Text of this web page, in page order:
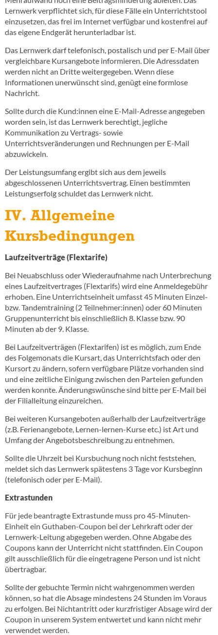
Lernwerk verpflichtet sich, für diese Fälle ein Unterrichtstool
einzusetzen, das frei im Internet verfügbar und kostenfrei auf
das eigene Endgerät herunterladbar ist.
Das Lernwerk darf telefonisch, postalisch und per E-Mail über
vergleichbare Kursangebote informieren. Die Adressdaten
werden nicht an Dritte weitergegeben. Wenn diese
Informationen unerwünscht sind, genügt eine formlose
Nachricht.
Sollte durch die Kund:innen eine E-Mail-Adresse angegeben
worden sein, ist das Lernwerk berechtigt, jegliche
Kommunikation zu Vertrags- sowie
Unterrichtsveränderungen und Rechnungen per E-Mail
abzuwickeln.
Der Leistungsumfang ergibt sich aus dem jeweils
abgeschlossenen Unterrichtsvertrag. Einen bestimmten
Leistungserfolg schuldet das Lernwerk nicht.
IV. Allgemeine
Kursbedingungen
Laufzeitverträge (Flextarife)
Bei Neuabschluss oder Wiederaufnahme nach Unterbrechung
eines Laufzeitvertrages (Flextarifs) wird eine Anmeldegebühr
erhoben. Eine Unterrichtseinheit umfasst 45 Minuten Einzel-
bzw. Tandemtraining (2 Teilnehmer:innen) oder 60 Minuten
Gruppenunterricht bis einschließlich 8. Klasse bzw. 90
Minuten ab der 9. Klasse.
Bei Laufzeitverträgen (Flextarifen) ist es möglich, zum Ende
des Folgemonats die Kursart, das Unterrichtsfach oder den
Kursort zu ändern, sofern verfügbare Plätze vorhanden sind
und eine zeitliche Einigung zwischen den Parteien gefunden
werden konnte. Änderungswünsche sind bitte per E-Mail bei
der Filialleitung einzureichen.
Bei weiteren Kursangeboten außerhalb der Laufzeitverträge
(z.B. Ferienangebote, Lernen-lernen-Kurse etc.) ist Art und
Umfang der Angebotsbeschreibung zu entnehmen.
Sollte die Uhrzeit bei Kursbuchung noch nicht feststehen,
meldet sich das Lernwerk spätestens 3 Tage vor Kursbeginn
(telefonisch oder per E-Mail).
Extrastunden
Für jede beantragte Extrastunde muss pro 45-Minuten-
Einheit ein Guthaben-Coupon bei der Lehrkraft oder der
Lernwerk-Leitung abgegeben werden. Ohne Abgabe des
Coupons kann der Unterricht nicht stattfinden. Ein Coupon
gilt ausschließlich für die eingetragene Person und ist nicht
übertragbar.
Sollte der gebuchte Termin nicht wahrgenommen werden
können, so hat die Absage mindestens 24 Stunden im Voraus
zu erfolgen. Bei Nichtantritt oder kurzfristiger Absage wird der
Coupon in unserem System entwertet und kann nicht mehr
verwendet werden.